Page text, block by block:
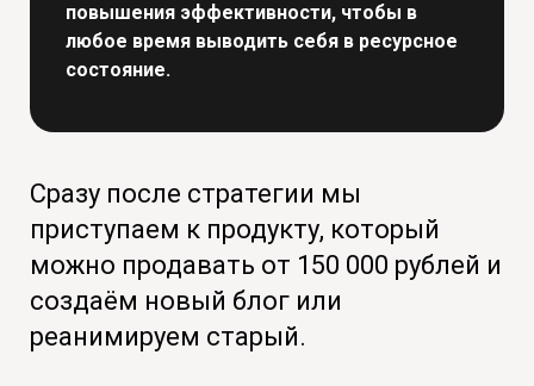
повышения эффективности, чтобы в
любое время выводить себя в ресурсное
состояние.
Сразу после стратегии мы
приступаем к продукту, который
можно продавать от 150 000 рублей и
создаём новый блог или
реанимируем старый.